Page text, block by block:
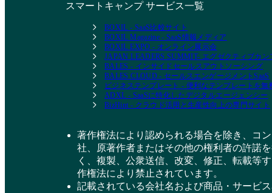
スマートキャンプ サービス一覧
BOXIL - SaaS比較サイト
BOXIL Magazine - SaaS情報メディア
BOXIL EXPO - オンライン展示会
JAPAN LEADERS SUMMIT- エグゼクティブカン
BALES - インサイドセールスアウトソーシング
BALES CLOUD - セールスエンゲージメントSaaS
ビジネステンプレート - 便利なテンプレートを無
ADXL - SaaSに特化したデジタルエージェンシー
BizHint - クラウド活用と生産性向上の専門サイト
著作権法により認められる場合を除き、コ
社、原著作者またはその他の権利者の許諾
く、複製、公衆送信、改変、修正、転載等
作権法により禁止されています。
記載されている会社名および商品・サービ